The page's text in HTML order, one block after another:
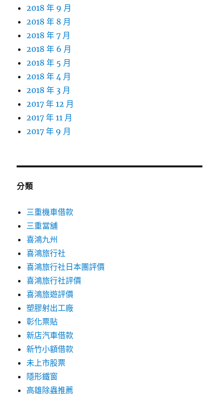
2018 年 9 月
2018 年 8 月
2018 年 7 月
2018 年 6 月
2018 年 5 月
2018 年 4 月
2018 年 3 月
2017 年 12 月
2017 年 11 月
2017 年 9 月
分類
三重機車借款
三重當舖
喜鴻九州
喜鴻旅行社
喜鴻旅行社日本團評價
喜鴻旅行社評價
喜鴻旅遊評價
塑膠射出工廠
彰化票貼
新店汽車借款
新竹小額借款
未上市股票
隱形鐵窗
高雄除蟲推薦